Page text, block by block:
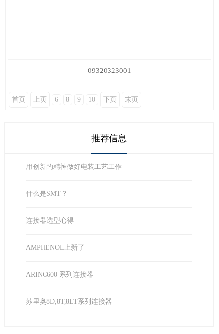
09320323001
首页 上页 6 8 9 10 下页 末页
推荐信息
用创新的精神做好电装工艺工作
什么是SMT？
连接器选型心得
AMPHENOL上新了
ARINC600 系列连接器
苏里奥8D,8T,8LT系列连接器